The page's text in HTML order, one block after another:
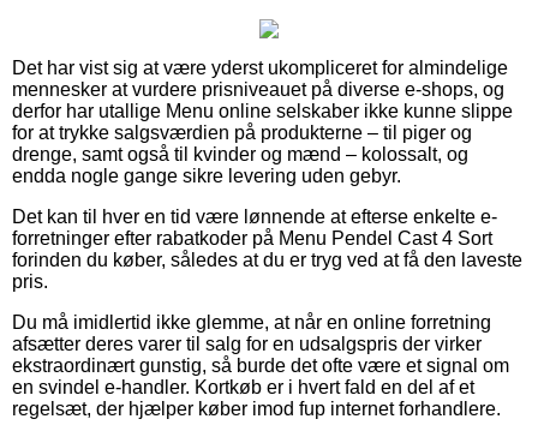
Det har vist sig at være yderst ukompliceret for almindelige
mennesker at vurdere prisniveauet på diverse e-shops, og
derfor har utallige Menu online selskaber ikke kunne slippe
for at trykke salgsværdien på produkterne – til piger og
drenge, samt også til kvinder og mænd – kolossalt, og
endda nogle gange sikre levering uden gebyr.
Det kan til hver en tid være lønnende at efterse enkelte e-
forretninger efter rabatkoder på Menu Pendel Cast 4 Sort
forinden du køber, således at du er tryg ved at få den laveste
pris.
Du må imidlertid ikke glemme, at når en online forretning
afsætter deres varer til salg for en udsalgspris der virker
ekstraordinært gunstig, så burde det ofte være et signal om
en svindel e-handler. Kortkøb er i hvert fald en del af et
regelsæt, der hjælper køber imod fup internet forhandlere.